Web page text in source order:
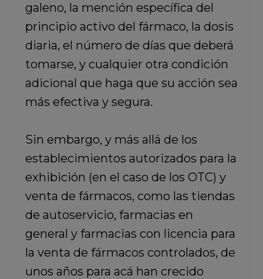
galeno, la mención específica del
principio activo del fármaco, la dosis
diaria, el número de días que deberá
tomarse, y cualquier otra condición
adicional que haga que su acción sea
más efectiva y segura.
Sin embargo, y más allá de los
establecimientos autorizados para la
exhibición (en el caso de los OTC) y
venta de fármacos, como las tiendas
de autoservicio, farmacias en
general y farmacias con licencia para
la venta de fármacos controlados, de
unos años para acá han crecido